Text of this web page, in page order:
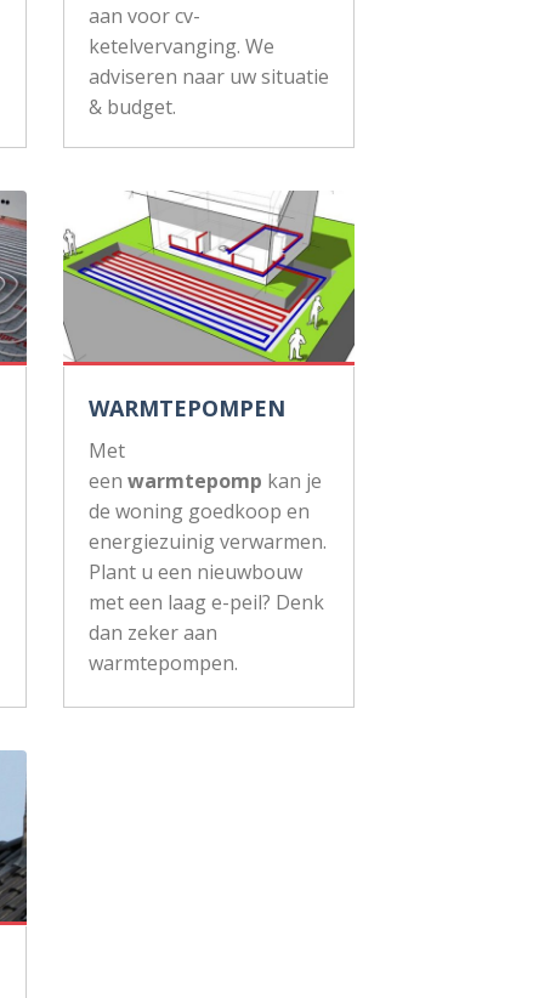
aan voor cv-
ketelvervanging. We
adviseren naar uw situatie
& budget.
WARMTEPOMPEN
Met
een warmtepomp kan je
de woning goedkoop en
energiezuinig verwarmen.
Plant u een nieuwbouw
met een laag e-peil? Denk
dan zeker aan
warmtepompen.